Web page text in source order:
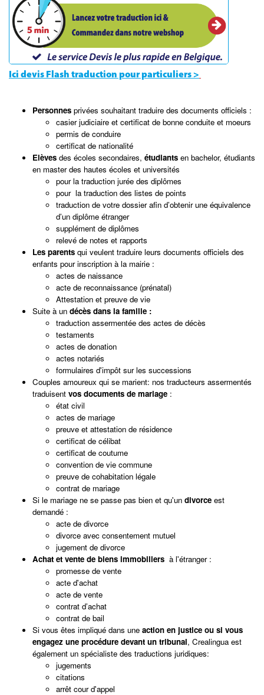
Ici devis Flash traduction pour particuliers >
Personnes privées souhaitant traduire des documents officiels :
casier judiciaire et certificat de bonne conduite et moeurs
permis de conduire
certificat de nationalité
Elèves des écoles secondaires, étudiants en bachelor, étudiants
en master des hautes écoles et universités
pour la traduction jurée des diplômes
pour la traduction des listes de points
traduction de votre dossier afin d’obtenir une équivalence
d’un diplôme étranger
supplément de diplômes
relevé de notes et rapports
Les parents qui veulent traduire leurs documents officiels des
enfants pour inscription à la mairie :
actes de naissance
acte de reconnaissance (prénatal)
Attestation et preuve de vie
Suite à un décès dans la famille :
traduction assermentée des actes de décès
testaments
actes de donation
actes notariés
formulaires d'impôt sur les successions
Couples amoureux qui se marient: nos traducteurs assermentés
traduisent vos documents de mariage :
état civil
actes de mariage
preuve et attestation de résidence
certificat de célibat
certificat de coutume
convention de vie commune
preuve de cohabitation légale
contrat de mariage
Si le mariage ne se passe pas bien et qu'un divorce est
demandé :
acte de divorce
divorce avec consentement mutuel
jugement de divorce
Achat et vente de biens immobiliers à l'étranger :
promesse de vente
acte d'achat
acte de vente
contrat d’achat
contrat de bail
Si vous êtes impliqué dans une action en justice ou si vous
engagez une procédure devant un tribunal, Crealingua est
également un spécialiste des traductions juridiques:
jugements
citations
arrêt cour d'appel